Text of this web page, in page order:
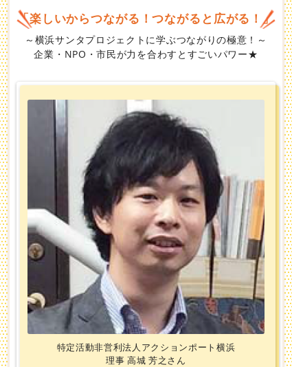
「楽しいからつながる！つながると広がる！」
～横浜サンタプロジェクトに学ぶつながりの極意！～
企業・NPO・市民が力を合わすとすごいパワー★
特定活動非営利法人アクションポート横浜
理事 高城 芳之さん